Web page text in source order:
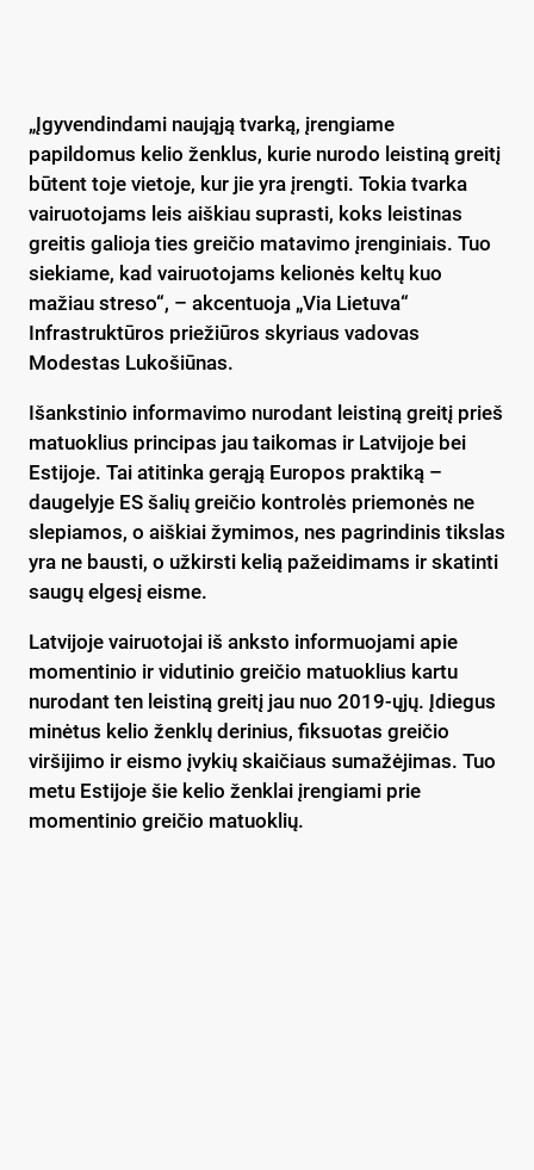
„Įgyvendindami naująją tvarką, įrengiame
papildomus kelio ženklus, kurie nurodo leistiną greitį
būtent toje vietoje, kur jie yra įrengti. Tokia tvarka
vairuotojams leis aiškiau suprasti, koks leistinas
greitis galioja ties greičio matavimo įrenginiais. Tuo
siekiame, kad vairuotojams kelionės keltų kuo
mažiau streso“, – akcentuoja „Via Lietuva“
Infrastruktūros priežiūros skyriaus vadovas
Modestas Lukošiūnas.
Išankstinio informavimo nurodant leistiną greitį prieš
matuoklius principas jau taikomas ir Latvijoje bei
Estijoje. Tai atitinka gerąją Europos praktiką –
daugelyje ES šalių greičio kontrolės priemonės ne
slepiamos, o aiškiai žymimos, nes pagrindinis tikslas
yra ne bausti, o užkirsti kelią pažeidimams ir skatinti
saugų elgesį eisme.
Latvijoje vairuotojai iš anksto informuojami apie
momentinio ir vidutinio greičio matuoklius kartu
nurodant ten leistiną greitį jau nuo 2019-ųjų. Įdiegus
minėtus kelio ženklų derinius, fiksuotas greičio
viršijimo ir eismo įvykių skaičiaus sumažėjimas. Tuo
metu Estijoje šie kelio ženklai įrengiami prie
momentinio greičio matuoklių.